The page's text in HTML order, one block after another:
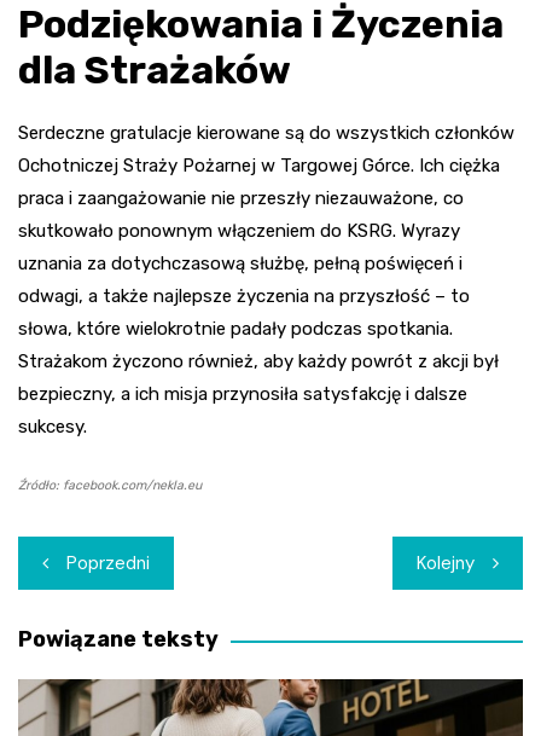
Podziękowania i Życzenia
dla Strażaków
Serdeczne gratulacje kierowane są do wszystkich członków
Ochotniczej Straży Pożarnej w Targowej Górce. Ich ciężka
praca i zaangażowanie nie przeszły niezauważone, co
skutkowało ponownym włączeniem do KSRG. Wyrazy
uznania za dotychczasową służbę, pełną poświęceń i
odwagi, a także najlepsze życzenia na przyszłość – to
słowa, które wielokrotnie padały podczas spotkania.
Strażakom życzono również, aby każdy powrót z akcji był
bezpieczny, a ich misja przynosiła satysfakcję i dalsze
sukcesy.
Źródło: facebook.com/nekla.eu
Nawigacja
wpisu
Poprzedni Kolejny
Powiązane teksty